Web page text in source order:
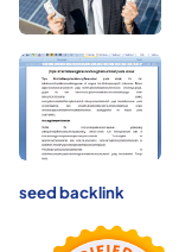
seed backlink